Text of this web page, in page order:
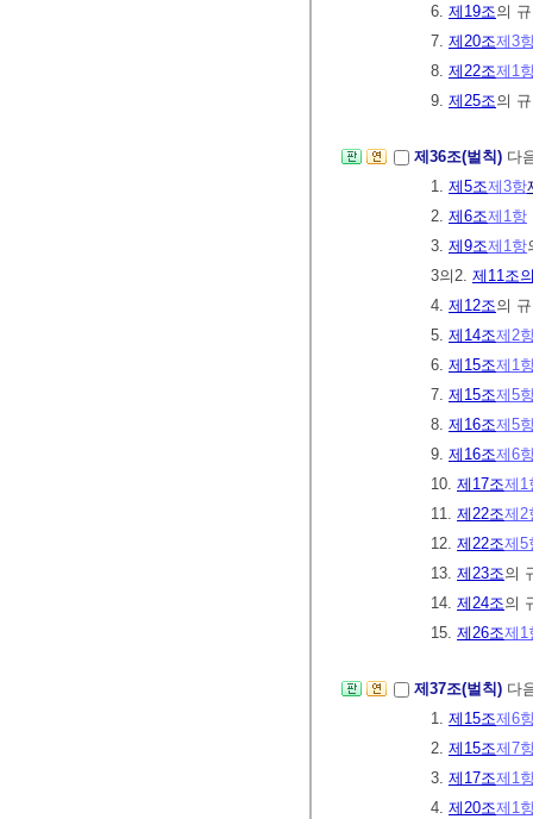
6. 제19조의
7. 제20조제3
8. 제22조제1
9. 제25조의
제36조(벌칙) 다
1. 제5조제3항
2. 제6조제1항
3. 제9조제1항
3의2. 제11조
4. 제12조의
5. 제14조제2
6. 제15조제1
7. 제15조제5
8. 제16조제5
9. 제16조제6
10. 제17조제1
11. 제22조제2
12. 제22조제5
13. 제23조의
14. 제24조의
15. 제26조제1
제37조(벌칙) 다
1. 제15조제6
2. 제15조제7
3. 제17조제1
4. 제20조제1